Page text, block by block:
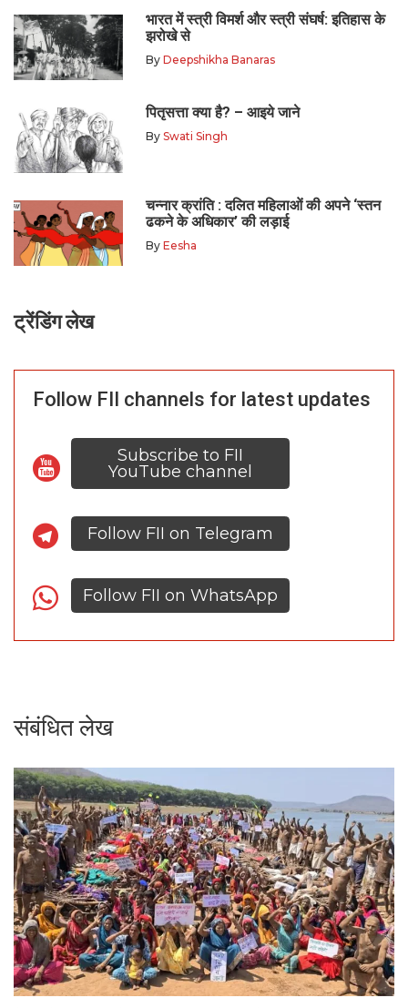
भारत में स्त्री विमर्श और स्त्री संघर्ष: इतिहास के
झरोखे से
By Deepshikha Banaras
पितृसत्ता क्या है? – आइये जाने
By Swati Singh
चन्नार क्रांति : दलित महिलाओं की अपने ‘स्तन
ढकने के अधिकार’ की लड़ाई
By Eesha
ट्रेंडिंग लेख
Follow FII channels for latest updates
Subscribe to FII
YouTube channel
Follow FII on Telegram
Follow FII on WhatsApp
संबंधित लेख